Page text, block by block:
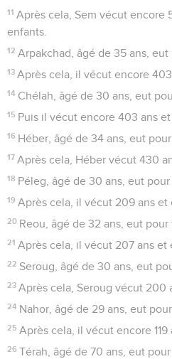
11 Après cela, Sem vécut encore
enfants.
12 Arpakchad, âgé de 35 ans, eut
13 Après cela, il vécut encore
14 Chélah, âgé de 30 ans, eut
15 Puis il vécut encore 403 ans et
16 Héber, âgé de 34 ans, eut pour
17 Après cela, Héber vécut 430
18 Péleg, âgé de 30 ans, eut pour
19 Après cela, il vécut 209 ans et
20 Reou, âgé de 32 ans, eut pour
21 Après cela, il vécut 207 ans et
22 Seroug, âgé de 30 ans, eut
23 Après cela, Seroug vécut 200
24 Nahor, âgé de 29 ans, eut pour
25 Après cela, il vécut encore 119
26 Térah, âgé de 70 ans, eut